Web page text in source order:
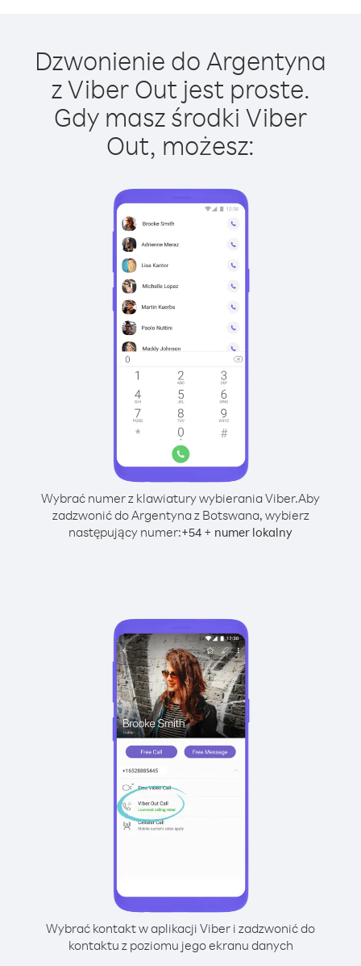
Dzwonienie do Argentyna
z Viber Out jest proste.
Gdy masz środki Viber
Out, możesz:
Wybrać numer z klawiatury wybierania Viber.Aby
zadzwonić do Argentyna z Botswana, wybierz
następujący numer:+54 + numer lokalny
Wybrać kontakt w aplikacji Viber i zadzwonić do
kontaktu z poziomu jego ekranu danych